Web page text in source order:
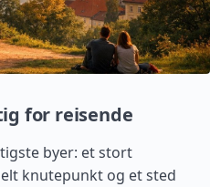
for reisende
byer: et stort
knutepunkt og et sted